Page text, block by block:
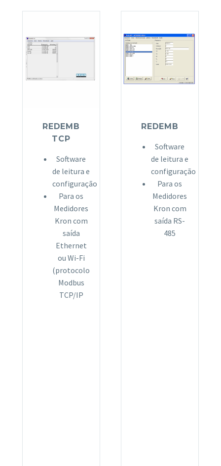
REDEMB
TCP
Software
de leitura e
configuração
Para os
Medidores
Kron com
saída
Ethernet
ou Wi-Fi
(protocolo
Modbus
TCP/IP
REDEMB
Software
de leitura e
configuração
Para os
Medidores
Kron com
saída RS-
485